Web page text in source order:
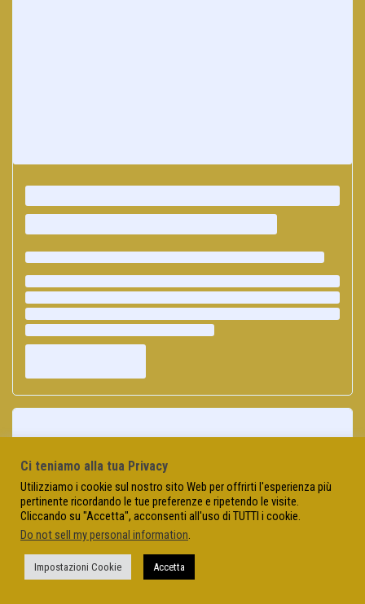
Ci teniamo alla tua Privacy
Utilizziamo i cookie sul nostro sito Web per offrirti l'esperienza più
pertinente ricordando le tue preferenze e ripetendo le visite.
Cliccando su "Accetta", acconsenti all'uso di TUTTI i cookie.
Do not sell my personal information.
Impostazioni Cookie Accetta